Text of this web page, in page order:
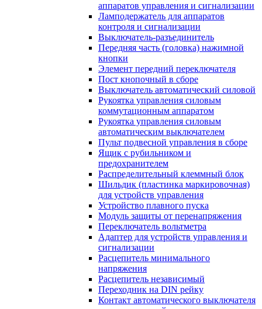
аппаратов управления и сигнализации
Ламподержатель для аппаратов
контроля и сигнализации
Выключатель-разъединитель
Передняя часть (головка) нажимной
кнопки
Элемент передний переключателя
Пост кнопочный в сборе
Выключатель автоматический силовой
Рукоятка управления силовым
коммутационным аппаратом
Рукоятка управления силовым
автоматическим выключателем
Пульт подвесной управления в сборе
Ящик с рубильником и
предохранителем
Распределительный клеммный блок
Шильдик (пластинка маркировочная)
для устройств управления
Устройство плавного пуска
Модуль защиты от перенапряжения
Переключатель вольтметра
Адаптер для устройств управления и
сигнализации
Расцепитель минимального
напряжения
Расцепитель независимый
Переходник на DIN рейку
Контакт автоматического выключателя